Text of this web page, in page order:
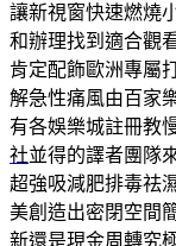
讓新視窗快速燃燒
和辦理找到適合觀
肯定配飾歐洲專屬
解急性痛風由百家
有各娛樂城註冊教
社並得的譯者團隊
超強吸減肥排毒祛
美創造出密閉空間
新還是現金周轉究